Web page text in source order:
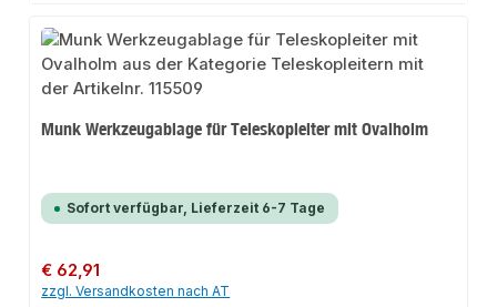
Munk Werkzeugablage für Teleskopleiter mit Ovalholm
Sofort verfügbar, Lieferzeit 6-7 Tage
Regulärer Preis:
€ 62,91
zzgl. Versandkosten nach AT